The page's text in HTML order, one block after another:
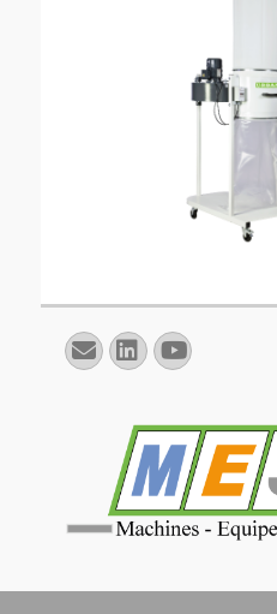
E-
mail
Linkedin
YouTube